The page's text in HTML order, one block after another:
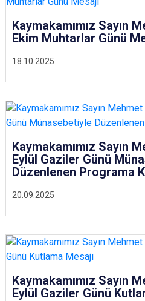
18.10.2025
Kaymakamımız Sayın
Ekim Muhtarlar Günü
20.09.2025
Kaymakamımız Sayın
Eylül Gaziler Günü
Düzenlenen Programa
Kaymakamımız Sayın
Eylül Gaziler Günü